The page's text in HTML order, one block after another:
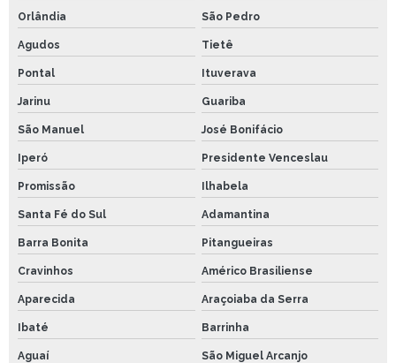
Orlândia São Pedro
Agudos Tietê
Pontal Ituverava
Jarinu Guariba
São Manuel José Bonifácio
Iperó Presidente Venceslau
Promissão Ilhabela
Santa Fé do Sul Adamantina
Barra Bonita Pitangueiras
Cravinhos Américo Brasiliense
Aparecida Araçoiaba da Serra
Ibaté Barrinha
Aguaí São Miguel Arcanjo